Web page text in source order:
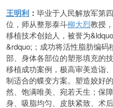
王明利 ： 毕业于人民解放军第
位，师从整形泰斗柳大烈教授
移植技术创始人，被誉为
&rdquo;；成功将活性脂肪编
部、身体各部位的塑形填充的
移植成功案例，极高审美造诣
制适合的蝶变方案。塑造姣好
然、饱满唯美、宛若天生；保
身、吸脂均匀、皮肤紧致、术后